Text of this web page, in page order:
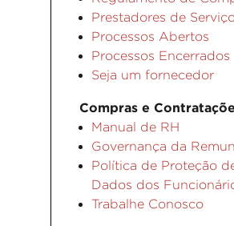
Prestadores de
Processos Abertos
Processos Encerrados
Seja um fornecedor
Compras e
Manual de RH
Governança da
Política de Proteção
Dados dos
Trabalhe Conosco